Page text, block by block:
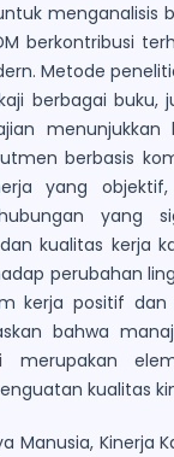
menganalisis
berkontribusi
Metode
berbagai buku,
menunjukkan
berbasis
yang
yang
kualitas kerja
perubahan
kerja positif dan
bahwa
merupakan
kualitas
Manusia, Kinerja